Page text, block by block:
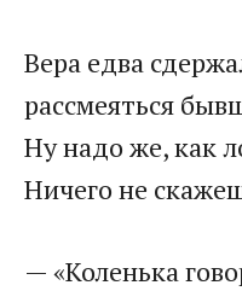
Вера едва
рассмеяться
Ну надо же, как
Ничего не
— «Коленька